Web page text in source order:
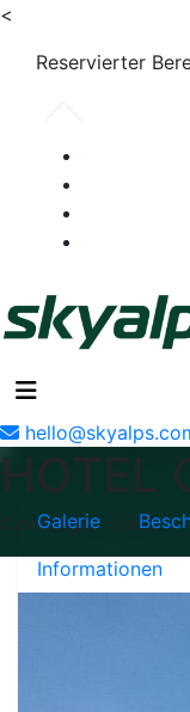
<
Reservierter
HOTEL
Cavedago - Italia
Galerie
Informationen